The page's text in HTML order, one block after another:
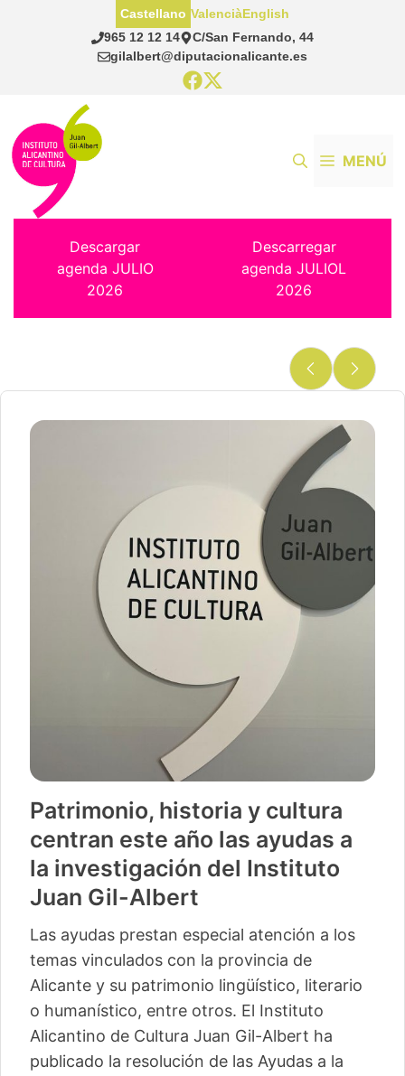
965 12 12 14
C/San Fernando, 44
gilalbert@diputacionalicante.es
Castellano ValenciàEnglish
MENÚ
Descargar
agenda JULIO
2026
Descarregar
agenda JULIOL
2026
Patrimonio, historia y cultura
centran este año las ayudas a
la investigación del Instituto
Juan Gil-Albert
Las ayudas prestan especial atención a los
temas vinculados con la provincia de
Alicante y su patrimonio lingüístico, literario
o humanístico, entre otros. El Instituto
Alicantino de Cultura Juan Gil-Albert ha
publicado la resolución de las Ayudas a la